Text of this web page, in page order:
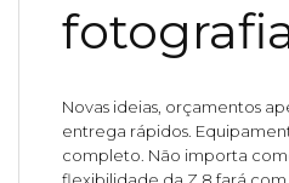
Novas ideias, orçamentos
entrega rápidos.
completo. Não importa